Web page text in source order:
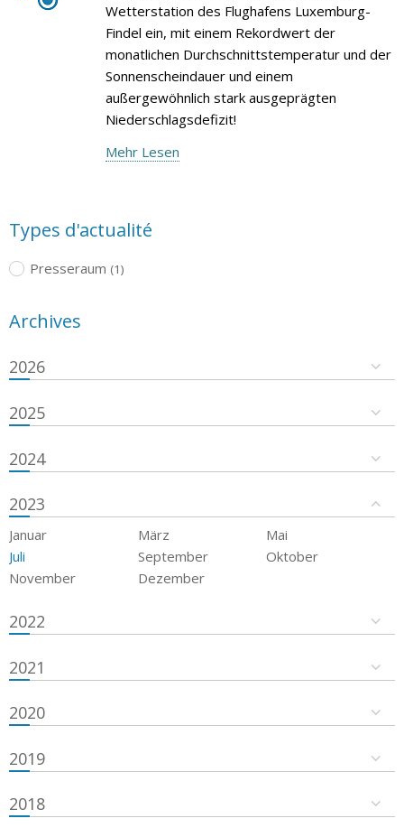
Wetterstation des Flughafens Luxemburg-
Findel ein, mit einem Rekordwert der
monatlichen Durchschnittstemperatur und der
Sonnenscheindauer und einem
außergewöhnlich stark ausgeprägten
Niederschlagsdefizit!
Mehr Lesen
Types d'actualité
Presseraum (1)
Archives
2026
2025
2024
2023
Januar März
Mai
Juli
September
Oktober
November
Dezember
2022
2021
2020
2019
2018